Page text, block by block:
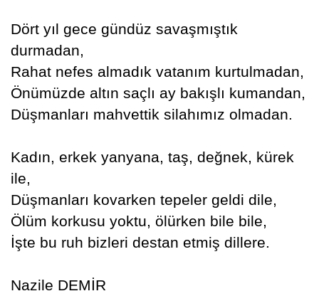
Dört yıl gece gündüz savaşmıştık
durmadan,
Rahat nefes almadık vatanım kurtulmadan,
Önümüzde altın saçlı ay bakışlı kumandan,
Düşmanları mahvettik silahımız olmadan.
Kadın, erkek yanyana, taş, değnek, kürek
ile,
Düşmanları kovarken tepeler geldi dile,
Ölüm korkusu yoktu, ölürken bile bile,
İşte bu ruh bizleri destan etmiş dillere.
Nazile DEMİR